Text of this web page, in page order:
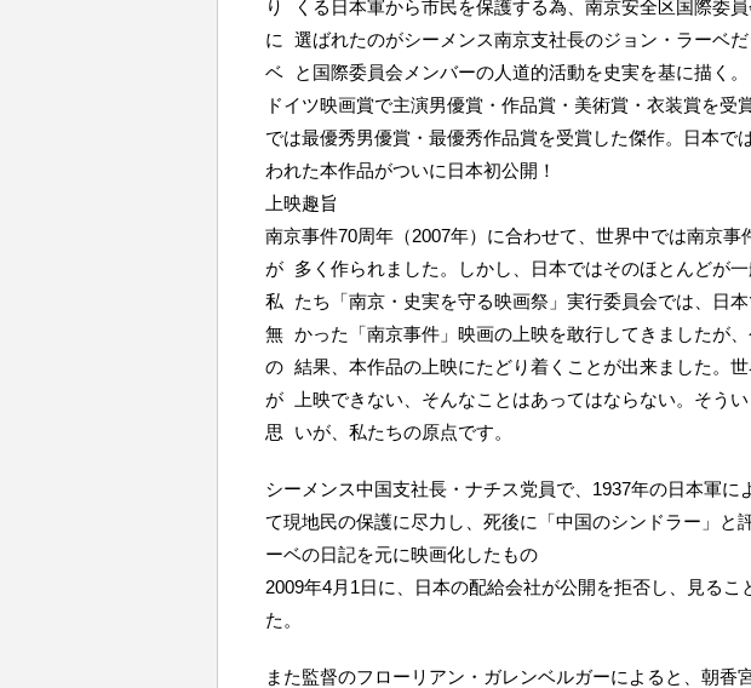
り くる日本軍から市民を保護する為、南京安全区国際委
に 選ばれたのがシーメンス南京支社長のジョン・ラーベ
ベ と国際委員会メンバーの人道的活動を史実を基に描く。
ドイツ映画賞で主演男優賞・作品賞・美術賞・衣装賞を受
では最優秀男優賞・最優秀作品賞を受賞した傑作。日本で
われた本作品がついに日本初公開！
上映趣旨
南京事件70周年（2007年）に合わせて、世界中では南京事
が 多く作られました。しかし、日本ではそのほとんどが一
私 たち「南京・史実を守る映画祭」実行委員会では、日
無 かった「南京事件」映画の上映を敢行してきましたが
の 結果、本作品の上映にたどり着くことが出来ました。
が 上映できない、そんなことはあってはならない。そう
思 いが、私たちの原点です。
シーメンス中国支社長・ナチス党員で、1937年の日本軍に
て現地民の保護に尽力し、死後に「中国のシンドラー」と
ーベの日記を元に映画化したもの
2009年4月1日に、日本の配給会社が公開を拒否し、見るこ
た。
また監督のフローリアン・ガレンベルガーによると、朝香